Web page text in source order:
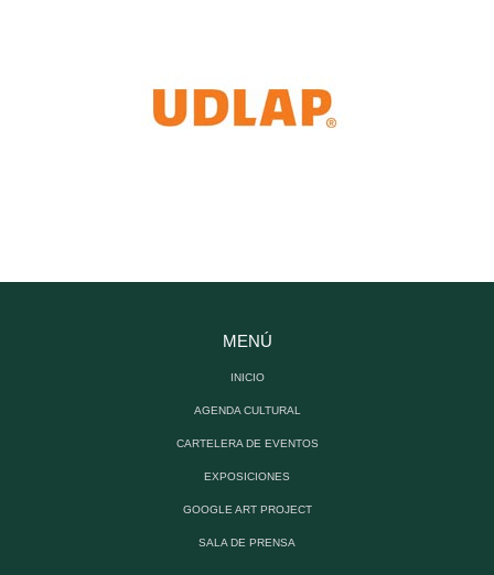
MENÚ
INICIO
AGENDA CULTURAL
CARTELERA DE EVENTOS
EXPOSICIONES
GOOGLE ART PROJECT
SALA DE PRENSA